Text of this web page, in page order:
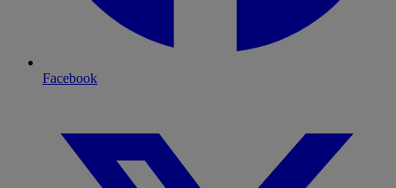
Facebook